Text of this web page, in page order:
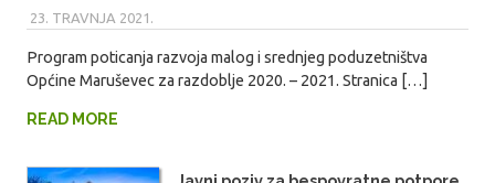
23. TRAVNJA 2021.
Program poticanja razvoja malog i srednjeg poduzetništva
Općine Maruševec za razdoblje 2020. – 2021. Stranica […]
READ MORE